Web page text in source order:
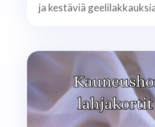
ja kestäviä